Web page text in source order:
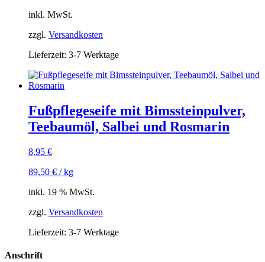
inkl. MwSt.
zzgl. Versandkosten
Lieferzeit: 3-7 Werktage
Fußpflegeseife mit Bimssteinpulver,
Teebaumöl, Salbei und Rosmarin
8,95 €
89,50 € /kg
inkl. 19 % MwSt.
zzgl. Versandkosten
Lieferzeit: 3-7 Werktage
Anschrift